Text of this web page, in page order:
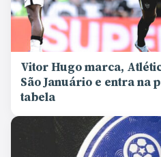
Vitor Hugo marca,
São Januário e entra na
tabela